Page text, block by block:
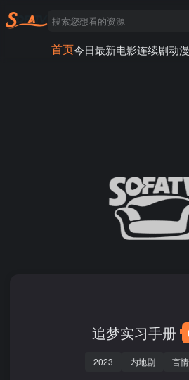
首页今日最新电影连续剧动漫
追梦实习手册
2023 内地剧 言情